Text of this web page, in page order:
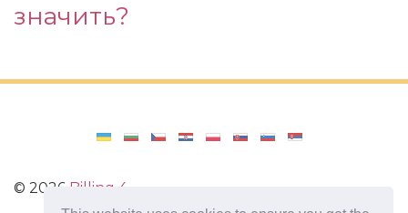
значить?
© 2026 Billing 4